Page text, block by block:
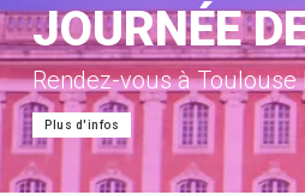
JOURNÉE
Rendez-vous à
Plus d'infos